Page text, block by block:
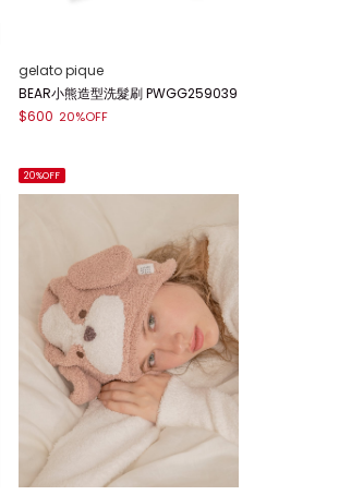
gelato pique
BEAR小熊造型洗髮刷 PWGG259039
$600 20%OFF
20%OFF